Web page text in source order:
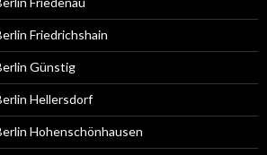
Friedrichshain
Günstig
Hellersdorf
Hohenschönhausen